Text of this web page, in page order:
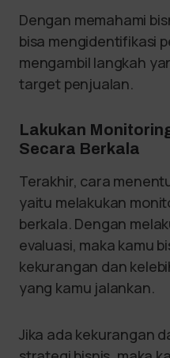
Dengan memahami
bisa mengidentifikasi
mengambil langkah
target penjualan.
Lakukan
Secara Berkala
Terakhir, cara
yaitu melakukan
berkala. Dengan
evaluasi, maka kamu
kekurangan dan
yang kamu jalankan.
Jika ada kekurangan